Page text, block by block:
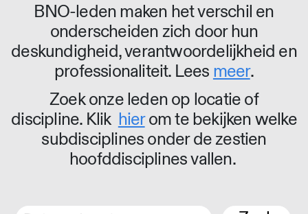
BNO-leden maken het verschil en
onderscheiden zich door hun
deskundigheid, verantwoordelijkheid en
professionaliteit. Lees meer.
Zoek onze leden op locatie of
discipline. Klik hierom te bekijken welke
subdisciplines onder de zestien
hoofddisciplines vallen.